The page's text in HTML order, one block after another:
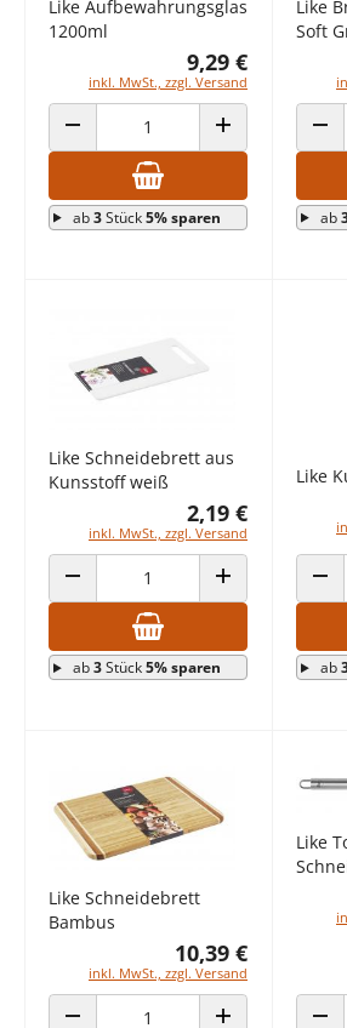
Like Aufbewahrungsglas
1200ml
9,29 €
inkl. MwSt., zzgl. Versand
ANZAHL VERRINGERN ANZAHL ERHÖHEN
ab3Stück5% sparen
Like
Soft
ab
Like Schneidebrett aus
Kunsstoff weiß
2,19 €
inkl. MwSt., zzgl. Versand
ANZAHL VERRINGERN ANZAHL ERHÖHEN
ab3Stück5% sparen
Like
ab
Like Schneidebrett
Bambus
10,39 €
inkl. MwSt., zzgl. Versand
Like